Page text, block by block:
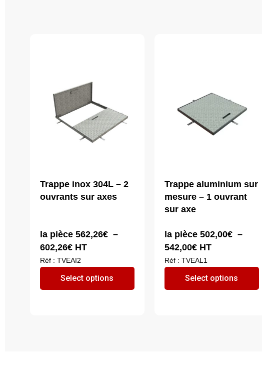
Trappe inox 304L – 2
ouvrants sur axes
la pièce 562,26€ –
602,26€
Plage
de
prix :
562,26€
HT
Réf : TVEAI2
Select options
Trappe aluminium sur
mesure – 1 ouvrant
sur axe
la pièce 502,00€ –
542,00€
Plage
de
prix :
502,00€
HT
Réf : TVEAL1
Select options